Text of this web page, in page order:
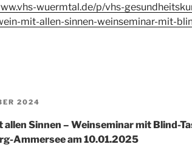
wuermtal.de/p/vhs-
mit-allen-sinnen-weinseminar-mit-
2024
allen Sinnen – Weinseminar mit Blind-
Ammersee am 10.01.2025